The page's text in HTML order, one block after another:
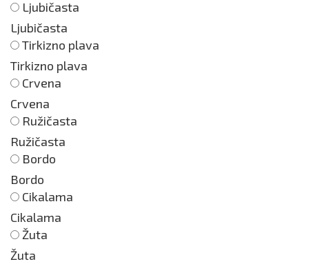
Ljubičasta
Ljubičasta
Tirkizno plava
Tirkizno plava
Crvena
Crvena
Ružičasta
Ružičasta
Bordo
Bordo
Cikalama
Cikalama
Žuta
Žuta